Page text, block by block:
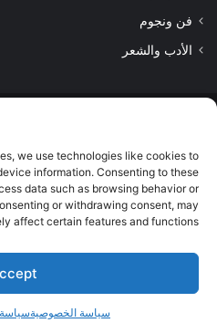
we use technologies like cookies to
information. Consenting to these
data such as browsing behavior or
or withdrawing consent, may
affect certain features and functions.
سياسة الخصوصية
فن ونجوم
الأدب والشعر
الرئيسية
من نحن إخلاء مسؤولية
انضم
فيسبوك